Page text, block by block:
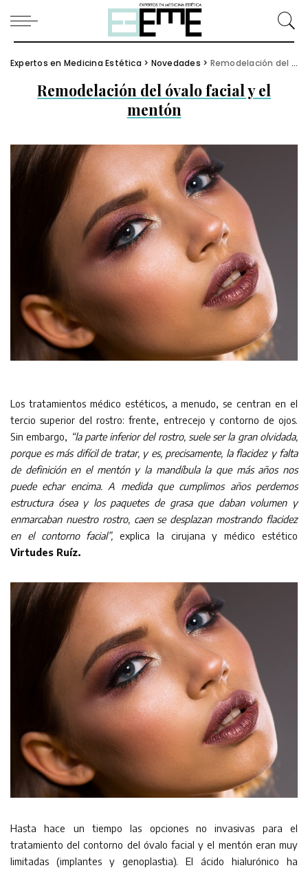
Expertos en Medicina Estética > Novedades > Remodelación del óvalo facial y el mentón
Remodelación del óvalo facial y el
mentón
Los tratamientos médico estéticos, a menudo, se centran en el
tercio superior del rostro: frente, entrecejo y contorno de ojos.
Sin embargo,
“la parte inferior del rostro, suele ser la gran olvidada,
porque es más difícil de tratar, y es, precisamente, la flacidez y falta
de definición en el mentón y la mandíbula la que más años nos
puede echar encima. A medida que cumplimos años perdemos
estructura ósea y los paquetes de grasa que daban volumen y
enmarcaban nuestro rostro, caen se desplazan mostrando flacidez
en el contorno facial”, explica la cirujana y médico estético
Virtudes Ruíz.
Hasta hace un tiempo las opciones no invasivas para el
tratamiento del contorno del óvalo facial y el mentón eran muy
limitadas (implantes y genoplastia). El ácido hialurónico ha